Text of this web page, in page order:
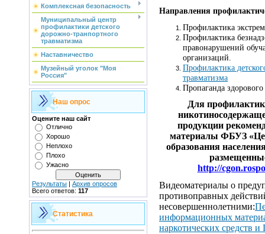
Комплексная безопасность
Муниципальный центр
профилактики детского
дорожно-транпортного
травматизма
Наставничество
Музейный уголок "Моя
Россия"
Наш опрос
Оцените наш сайт
Отлично
Хорошо
Неплохо
Плохо
Ужасно
Результаты | Архив опросов
Всего ответов: 117
Статистика
Направления
Профилактика
Профилактика
правонарушений
организаций.
Профилактика
травматизма
Пропаганда
Для
продукции
материалы ФБУЗ
образования
http://
Видеоматериалы о
противоправных
несовершеннолетними:
информационных
наркотических средств